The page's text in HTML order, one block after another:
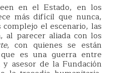
en el Estado, en los
más difícil que nunca,
el escenario, las
al parecer aliada con los
, con quienes se están
es una guerra entre
asesor de la Fundación